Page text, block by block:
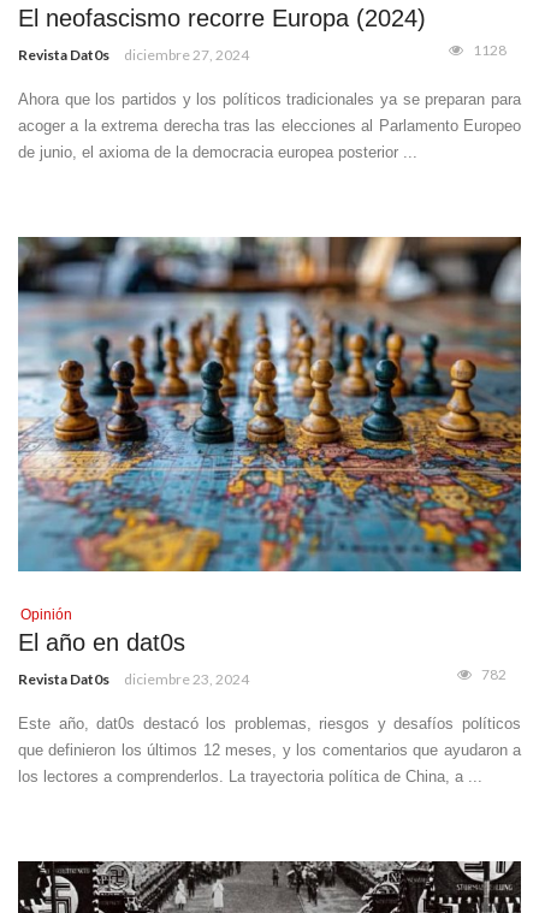
El neofascismo recorre Europa (2024)
Revista Dat0s diciembre 27, 2024 1128
Ahora que los partidos y los políticos tradicionales ya se preparan para
acoger a la extrema derecha tras las elecciones al Parlamento Europeo
de junio, el axioma de la democracia europea posterior ...
Opinión
El año en dat0s
Revista Dat0s diciembre 23, 2024 782
Este año, dat0s destacó los problemas, riesgos y desafíos políticos
que definieron los últimos 12 meses, y los comentarios que ayudaron a
los lectores a comprenderlos. La trayectoria política de China, a ...